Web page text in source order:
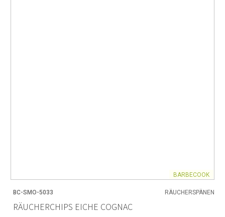
BARBECOOK
BC-SMO-5033 RÄUCHERSPÄNEN
RÄUCHERCHIPS EICHE COGNAC